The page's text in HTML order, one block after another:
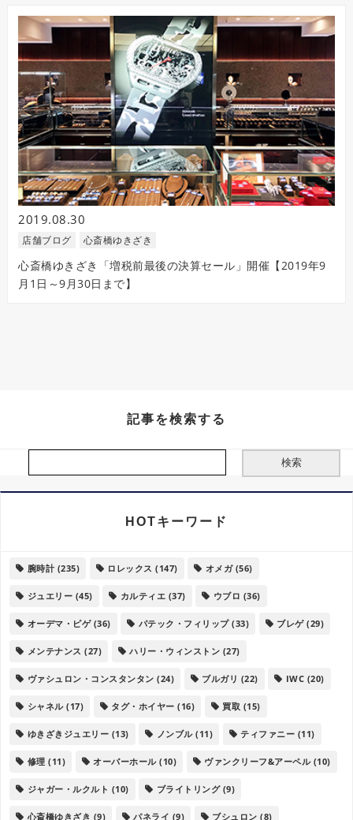
2019.08.30
店舗ブログ 心斎橋ゆきざき
心斎橋ゆきざき「増税前最後の決算セール」開催【2019年9
月1日～9月30日まで】
記事を検索する
HOTキーワード
腕時計(235) ロレックス (147) オメガ(56)
ジュエリー (45) カルティエ (37) ウブロ (36)
オーデマ・ピゲ(36) パテック・フィリップ(33) ブレゲ(29)
メンテナンス (27) ハリー・ウィンストン (27)
ヴァシュロン・コンスタンタン (24) ブルガリ (22) IWC (20)
シャネル(17) タグ・ホイヤー (16) 買取 (15)
ゆきざきジュエリー (13) ノンブル(11) ティファニー (11)
修理 (11) オーバーホール(10) ヴァンクリーフ&アーペル(10)
ジャガー・ルクルト (10) ブライトリング(9)
心斎橋ゆきざき (9) パネライ (9) ブシュロン (8)